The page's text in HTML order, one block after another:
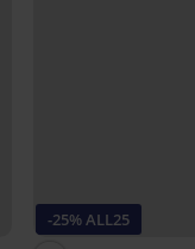
-25% ALL25